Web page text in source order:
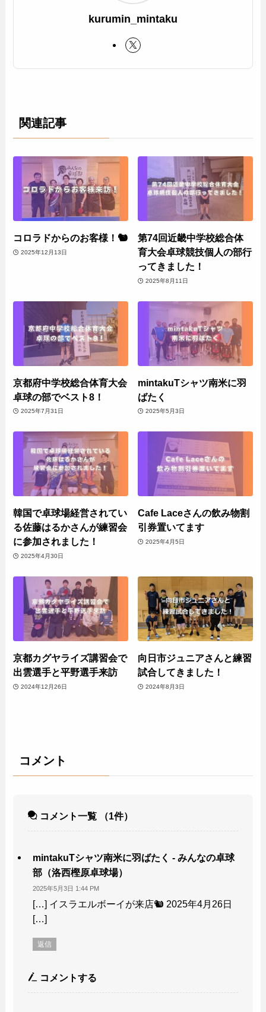
kurumin_mintaku
関連記事
コロラドからのお客様！🐿️
2025年12月13日
第74回近畿中学校総合体
育大会卓球競技個人の部行
ってきました！
2025年8月11日
京都府中学校総合体育大会
卓球の部でベスト8！
2025年7月31日
mintakuTシャツ南米に羽
ばたく
2025年5月3日
韓国で卓球場経営されてい
る佐藤はるかさんが練習会
に参加されました！
2025年4月30日
Cafe Laceさんの飲み物割
引券置いてます
2025年4月5日
京都カグヤライズ講習会で
出雲選手と平野選手来訪
2024年12月26日
向日市ジュニアさんと練習
試合してきました！
2024年8月3日
コメント
コメント一覧 （1件）
mintakuTシャツ南米に羽ばたく - みんなの卓球
部（洛西樫原卓球場）
2025年5月3日 1:44 PM
[…] イスラエルボーイが来店🐿 2025年4月26日
[…]
返信
コメントする